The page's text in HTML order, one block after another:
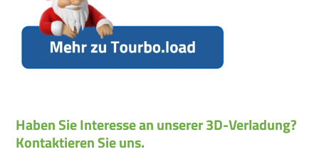
Haben Sie Interesse an unserer 3D-Verladung?
Kontaktieren Sie uns.